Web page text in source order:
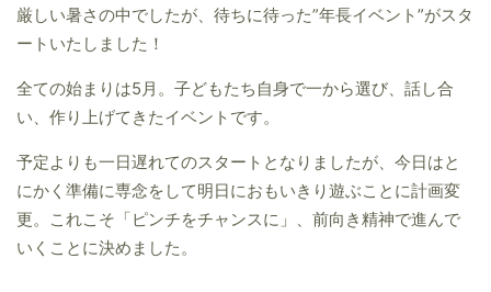
厳しい暑さの中でしたが、待ちに待った”年長イベント”がスタ
ートいたしました！
全ての始まりは5月。子どもたち自身で一から選び、話し合
い、作り上げてきたイベントです。
予定よりも一日遅れてのスタートとなりましたが、今日はと
にかく準備に専念をして明日におもいきり遊ぶことに計画変
更。これこそ「ピンチをチャンスに」、前向き精神で進んで
いくことに決めました。